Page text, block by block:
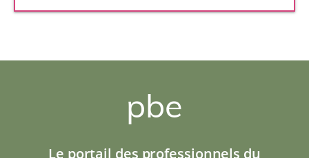
pbe
Le portail des professionnels du